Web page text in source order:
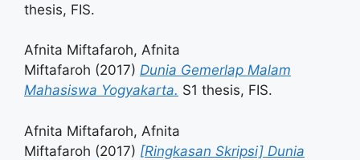
thesis, FIS.
Afnita Miftafaroh, Afnita
Miftafaroh (2017) Dunia Gemerlap Malam
Mahasiswa Yogyakarta. S1 thesis, FIS.
Afnita Miftafaroh, Afnita
Miftafaroh (2017) [Ringkasan Skripsi] Dunia